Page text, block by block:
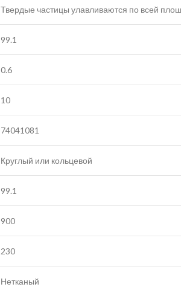
Твердые частицы улавливаются по всей
99.1
0.6
10
74041081
Круглый или кольцевой
99.1
900
230
Нетканый